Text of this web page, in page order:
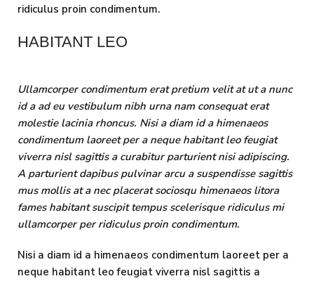
ridiculus proin condimentum.
HABITANT LEO
Ullamcorper condimentum erat pretium velit at ut a nunc
id a ad eu vestibulum nibh urna nam consequat erat
molestie lacinia rhoncus. Nisi a diam id a himenaeos
condimentum laoreet per a neque habitant leo feugiat
viverra nisl sagittis a curabitur parturient nisi adipiscing.
A parturient dapibus pulvinar arcu a suspendisse sagittis
mus mollis at a nec placerat sociosqu himenaeos litora
fames habitant suscipit tempus scelerisque ridiculus mi
ullamcorper per ridiculus proin condimentum.
Nisi a diam id a himenaeos condimentum laoreet per a
neque habitant leo feugiat viverra nisl sagittis a